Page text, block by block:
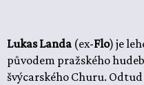
Lukas Landa (ex-Flo) je
původem pražského
švýcarského Churu.